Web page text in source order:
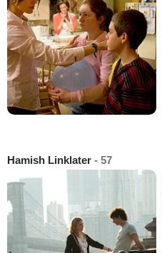
Hamish Linklater - 57